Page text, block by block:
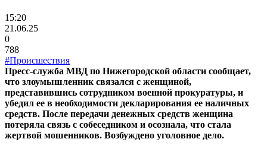
15:20
21.06.25
0
788
#Происшествия
Пресс-служба МВД по Нижегородской области сообщает,
что злоумышленник связался с женщиной,
представившись сотрудником военной прокуратуры, и
убедил ее в необходимости декларирования ее наличных
средств. После передачи денежных средств женщина
потеряла связь с собеседником и осознала, что стала
жертвой мошенников. Возбуждено уголовное дело.